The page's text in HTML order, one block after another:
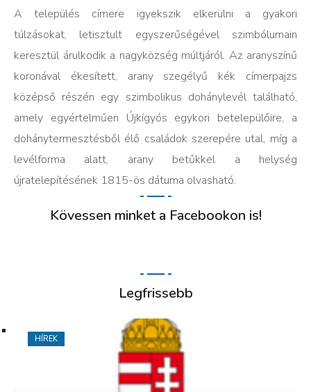
A település címere igyekszik elkerülni a gyakori
túlzásokat, letisztult egyszerűségével szimbólumain
keresztül árulkodik a nagyközség múltjáról. Az aranyszínű
koronával ékesített, arany szegélyű kék címerpajzs
középső részén egy szimbolikus dohánylevél található,
amely egyértelműen Újkígyós egykori betelepülőire, a
dohánytermesztésből élő családok szerepére utal, míg a
levélforma alatt, arany betűkkel a helység
újratelepítésének 1815-ös dátuma olvasható.
Kövessen minket a Facebookon is!
Legfrissebb
HÍREK